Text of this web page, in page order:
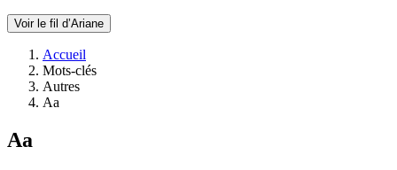
Voir le fil d’Ariane
Accueil
Mots-clés
Autres
Aa
Aa